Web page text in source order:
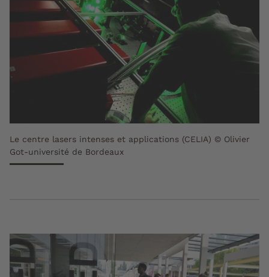
Le centre lasers intenses et applications (CELIA) © Olivier
Got-université de Bordeaux